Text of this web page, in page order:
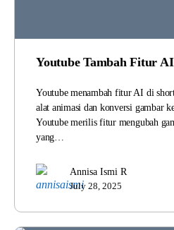
Youtube Tambah Fitur
Youtube menambah fitur AI di
alat animasi dan konversi gambar
Youtube merilis fitur mengubah
yang…
Annisa Ismi R
July 28, 2025